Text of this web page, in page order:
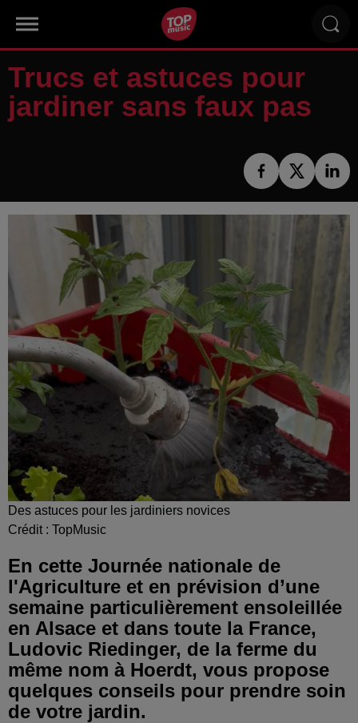
Trucs et astuces pour
jardiner sans faux pas
Des astuces pour les jardiniers novices
Crédit : TopMusic
En cette Journée nationale de
l'Agriculture et en prévision d’une
semaine particulièrement ensoleillée
en Alsace et dans toute la France,
Ludovic Riedinger, de la ferme du
même nom à Hoerdt, vous propose
quelques conseils pour prendre soin
de votre jardin.